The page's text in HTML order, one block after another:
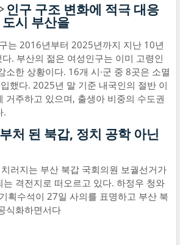
인구 구조 변화에 적극 대응
시 부산을
는 2016년부터 2025년까지 지난 10년
. 부산의 젊은 여성인구는 이미 고령인
소한 상황이다. 16개 시·군 중 8곳은 소멸
입했다. 2025년 말 기준 내국인의 절반 이
거주하고 있으며, 출생아 비중의 수도권
.
처 된 북갑, 정치 공학 아닌
러지는 부산 북갑 국회의원 보궐선거가
격전지로 떠오르고 있다. 하정우 청와
획수석이 27일 사의를 표명하고 부산 북
식화하면서다